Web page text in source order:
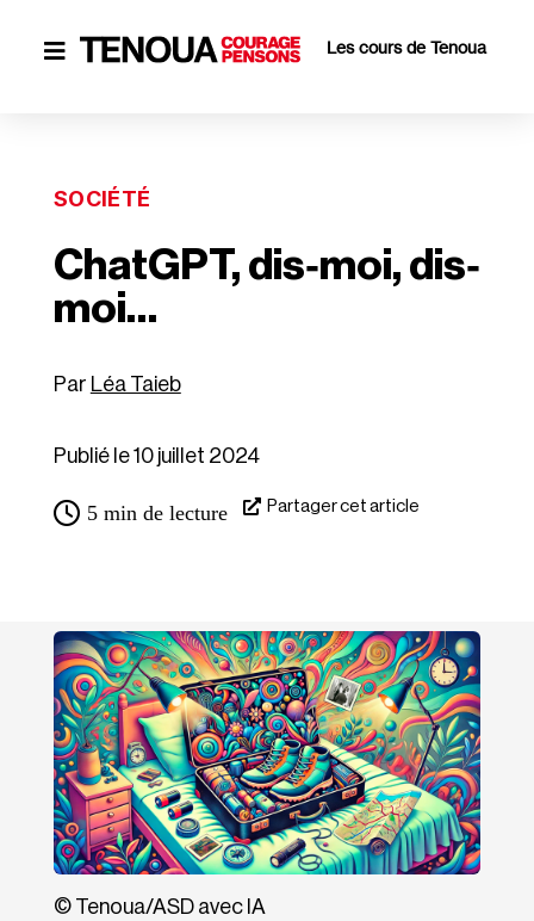
 Les cours de Tenoua
SOCIÉTÉ
ChatGPT, dis‐​moi, dis‐
moi…
Léa Taieb
Publié le 10 juillet 2024
5 min de lecture Partager cet article
© Tenoua/​ASD avec IA